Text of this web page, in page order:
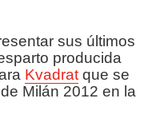
sus últimos
producida
Kvadratque se
Milán 2012 en la